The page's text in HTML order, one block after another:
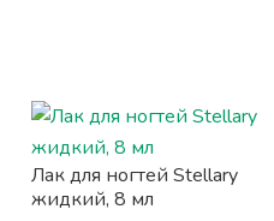
Лак для ногтей Stellary
жидкий, 8 мл